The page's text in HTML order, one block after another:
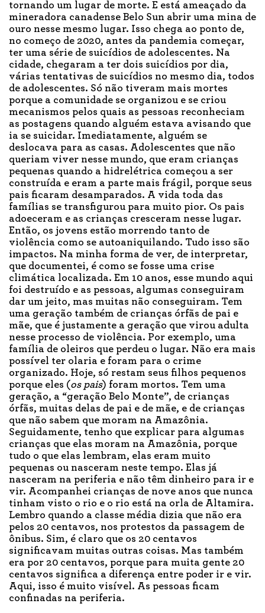
tornando um lugar de morte. E está ameaçado da
mineradora canadense Belo Sun abrir uma mina de
ouro nesse mesmo lugar. Isso chega ao ponto de,
no começo de 2020, antes da pandemia começar,
ter uma série de suicídios de adolescentes. Na
cidade, chegaram a ter dois suicídios por dia,
várias tentativas de suicídios no mesmo dia, todos
de adolescentes. Só não tiveram mais mortes
porque a comunidade se organizou e se criou
mecanismos pelos quais as pessoas reconheciam
as postagens quando alguém estava avisando que
ia se suicidar. Imediatamente, alguém se
deslocava para as casas. Adolescentes que não
queriam viver nesse mundo, que eram crianças
pequenas quando a hidrelétrica começou a ser
construída e eram a parte mais frágil, porque seus
pais ficaram desamparados. A vida toda das
famílias se transfigurou para muito pior. Os pais
adoeceram e as crianças cresceram nesse lugar.
Então, os jovens estão morrendo tanto de
violência como se autoaniquilando. Tudo isso são
impactos. Na minha forma de ver, de interpretar,
que documentei, é como se fosse uma crise
climática localizada. Em 10 anos, esse mundo aqui
foi destruído e as pessoas, algumas conseguiram
dar um jeito, mas muitas não conseguiram. Tem
uma geração também de crianças órfãs de pai e
mãe, que é justamente a geração que virou adulta
nesse processo de violência. Por exemplo, uma
família de oleiros que perdeu o lugar. Não era mais
possível ter olaria e foram para o crime
organizado. Hoje, só restam seus filhos pequenos
porque eles (os pais) foram mortos. Tem uma
geração, a “geração Belo Monte”, de crianças
órfãs, muitas delas de pai e de mãe, e de crianças
que não sabem que moram na Amazônia.
Seguidamente, tenho que explicar para algumas
crianças que elas moram na Amazônia, porque
tudo o que elas lembram, elas eram muito
pequenas ou nasceram neste tempo. Elas já
nasceram na periferia e não têm dinheiro para ir e
vir. Acompanhei crianças de nove anos que nunca
tinham visto o rio e o rio está na orla de Altamira.
Lembro quando a classe média dizia que não era
pelos 20 centavos, nos protestos da passagem de
ônibus. Sim, é claro que os 20 centavos
significavam muitas outras coisas. Mas também
era por 20 centavos, porque para muita gente 20
centavos significa a diferença entre poder ir e vir.
Aqui, isso é muito visível. As pessoas ficam
confinadas na periferia.